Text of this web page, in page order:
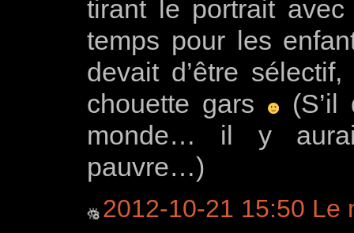
tirant le portrait
temps pour les
devait d’être
chouette gars
monde… il y
pauvre…)
2012-10-21 15:50 Le